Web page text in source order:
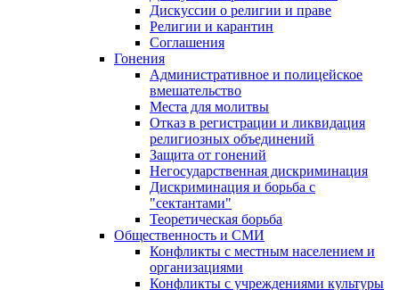
Дискуссии о религии и праве
Религии и карантин
Соглашения
Гонения
Административное и полицейское
вмешательство
Места для молитвы
Отказ в регистрации и ликвидация
религиозных объединений
Защита от гонений
Негосударственная дискриминация
Дискриминация и борьба с
"сектантами"
Теоретическая борьба
Общественность и СМИ
Конфликты с местным населением и
организациями
Конфликты с учреждениями культуры